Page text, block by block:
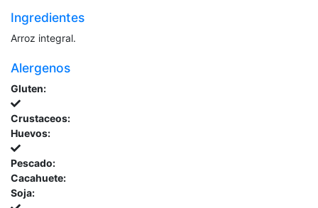
Ingredientes
Arroz integral.
Alergenos
Gluten:
Crustaceos:
Huevos:
Pescado:
Cacahuete:
Soja: